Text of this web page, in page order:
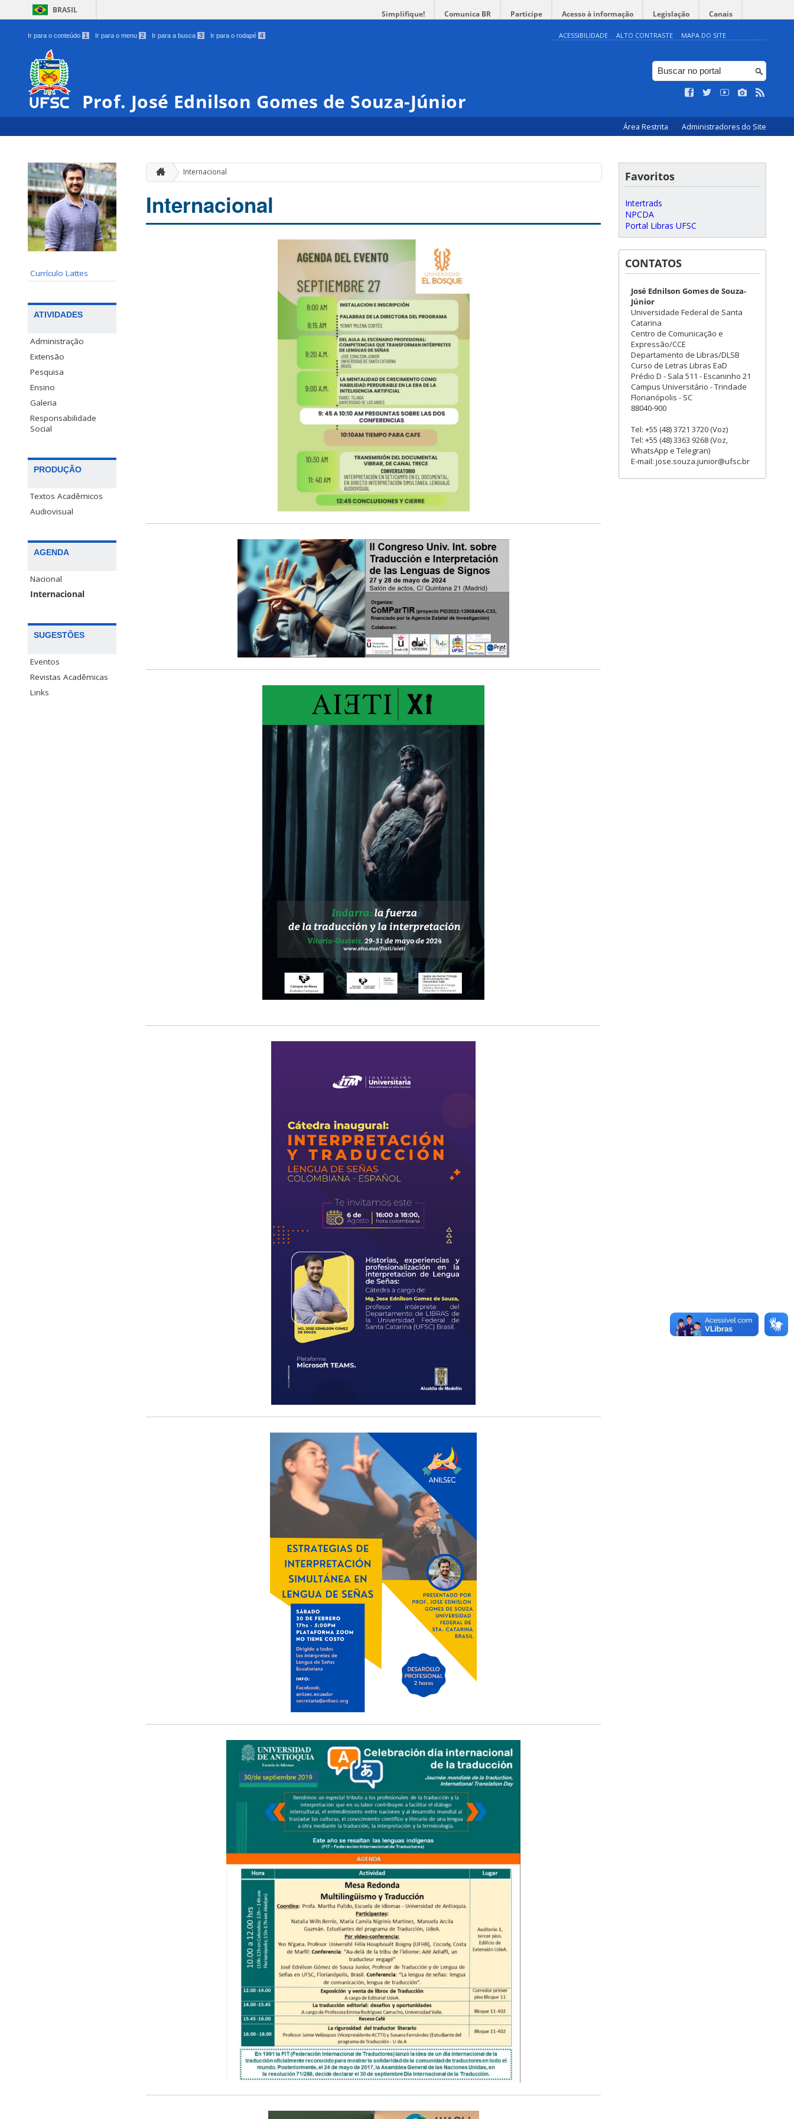
BRASIL Simplifique! Comunica BR Participe Acesso à informação Legislação Canais
Ir para o conteúdo 1 Ir para o menu 2 Ir para a busca 3 Ir para o rodapé 4 ACESSIBILIDADE ALTO CONTRASTE MAPA DO SITE
Prof. José Ednilson Gomes de Souza-Júnior
Área Restrita Administradores do Site
Currículo Lattes
ATIVIDADES
Administração
Extensão
Pesquisa
Ensino
Galeria
Responsabilidade
Social
PRODUÇÃO
Textos Acadêmicos
Audiovisual
AGENDA
Nacional
Internacional
SUGESTÕES
Eventos
Revistas Acadêmicas
Links
Internacional
Internacional
Favoritos
Intertrads
NPCDA
Portal Libras UFSC
CONTATOS
José Ednilson Gomes de Souza-
Júnior
Universidade Federal de Santa
Catarina
Centro de Comunicação e
Expressão/CCE
Departamento de Libras/DLSB
Curso de Letras Libras EaD
Prédio D - Sala 511 - Escaninho 21
Campus Universitário - Trindade
Florianópolis - SC
88040-900
Tel: +55 (48) 3721 3720 (Voz)
Tel: +55 (48) 3363 9268 (Voz,
WhatsApp e Telegran)
E-mail: jose.souza.junior@ufsc.br